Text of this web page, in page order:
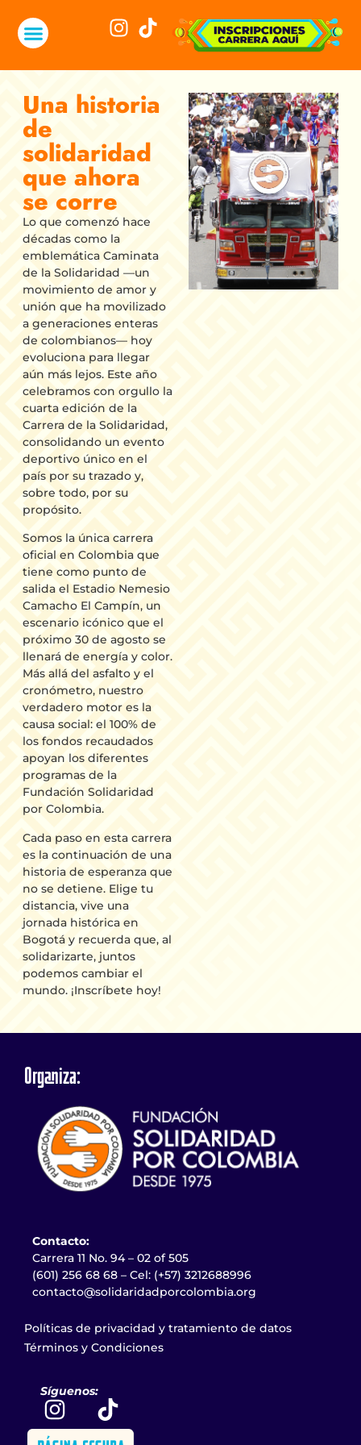
Una historia
de
solidaridad
que ahora
se corre
Lo que comenzó hace
décadas como la
emblemática Caminata
de la Solidaridad —un
movimiento de amor y
unión que ha movilizado
a generaciones enteras
de colombianos— hoy
evoluciona para llegar
aún más lejos. Este año
celebramos con orgullo la
cuarta edición de la
Carrera de la Solidaridad,
consolidando un evento
deportivo único en el
país por su trazado y,
sobre todo, por su
propósito.
Somos la única carrera
oficial en Colombia que
tiene como punto de
salida el Estadio Nemesio
Camacho El Campín, un
escenario icónico que el
próximo 30 de agosto se
llenará de energía y color.
Más allá del asfalto y el
cronómetro, nuestro
verdadero motor es la
causa social: el 100% de
los fondos recaudados
apoyan los diferentes
programas de la
Fundación Solidaridad
por Colombia.
Cada paso en esta carrera
es la continuación de una
historia de esperanza que
no se detiene. Elige tu
distancia, vive una
jornada histórica en
Bogotá y recuerda que, al
solidarizarte, juntos
podemos cambiar el
mundo. ¡Inscríbete hoy!
Organiza:
Contacto:
Carrera 11 No. 94 – 02 of 505
(601) 256 68 68 – Cel: (+57) 3212688996
contacto@solidaridadporcolombia.org
Políticas de privacidad y tratamiento de datos
Términos y Condiciones
Síguenos: